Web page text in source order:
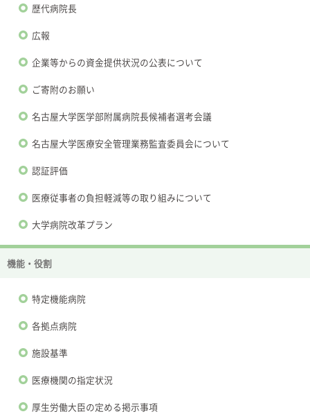
歴代病院長
広報
企業等からの資金提供状況の公表について
ご寄附のお願い
名古屋大学医学部附属病院長候補者選考会議
名古屋大学医療安全管理業務監査委員会について
認証評価
医療従事者の負担軽減等の取り組みについて
大学病院改革プラン
機能・役割
特定機能病院
各拠点病院
施設基準
医療機関の指定状況
厚生労働大臣の定める掲示事項